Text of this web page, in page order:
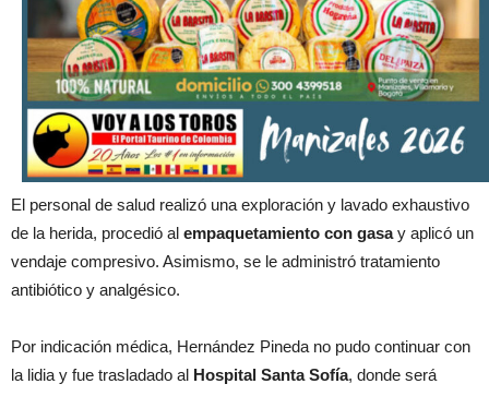
El personal de salud realizó una exploración y lavado exhaustivo
de la herida, procedió al empaquetamiento con gasay aplicó un
vendaje compresivo. Asimismo, se le administró tratamiento
antibiótico y analgésico.
Por indicación médica, Hernández Pineda no pudo continuar con
la lidia y fue trasladado al Hospital Santa Sofía, donde será